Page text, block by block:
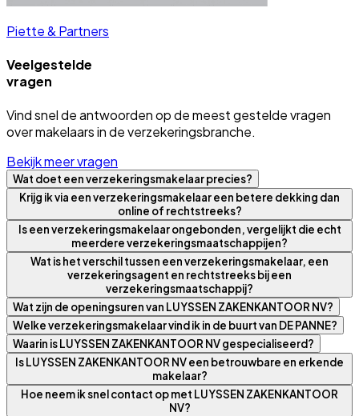
Piette & Partners
Veelgestelde
vragen
Vind snel de antwoorden op de meest gestelde vragen
over makelaars in de verzekeringsbranche.
Bekijk meer vragen
Wat doet een verzekeringsmakelaar precies?
Krijg ik via een verzekeringsmakelaar een betere dekking dan
online of rechtstreeks?
Is een verzekeringsmakelaar ongebonden, vergelijkt die echt
meerdere verzekeringsmaatschappijen?
Wat is het verschil tussen een verzekeringsmakelaar, een
verzekeringsagent en rechtstreeks bij een
verzekeringsmaatschappij?
Wat zijn de openingsuren van LUYSSEN ZAKENKANTOOR NV?
Welke verzekeringsmakelaar vind ik in de buurt van DE PANNE?
Waarin is LUYSSEN ZAKENKANTOOR NV gespecialiseerd?
Is LUYSSEN ZAKENKANTOOR NV een betrouwbare en erkende
makelaar?
Hoe neem ik snel contact op met LUYSSEN ZAKENKANTOOR
NV?